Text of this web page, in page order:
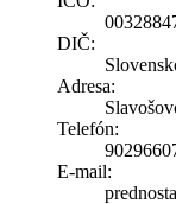
DIČ:
Adresa:
Telefón:
E-mail: